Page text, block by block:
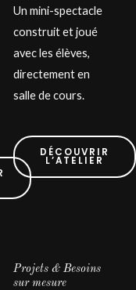
Un mini-spectacle
construit et joué
avec les élèves,
directement en
salle de cours.
DÉCOUVRIR
L’ATELIER
Projets & Besoins
sur mesure